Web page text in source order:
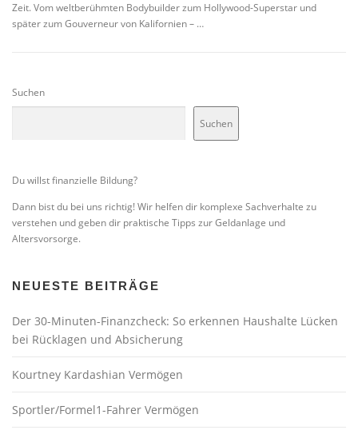
Zeit. Vom weltberühmten Bodybuilder zum Hollywood-Superstar und
später zum Gouverneur von Kalifornien – …
Suchen
Suchen
Du willst finanzielle Bildung?
Dann bist du bei uns richtig! Wir helfen dir komplexe Sachverhalte zu
verstehen und geben dir praktische Tipps zur Geldanlage und
Altersvorsorge.
NEUESTE BEITRÄGE
Der 30-Minuten-Finanzcheck: So erkennen Haushalte Lücken
bei Rücklagen und Absicherung
Kourtney Kardashian Vermögen
Sportler/Formel1-Fahrer Vermögen